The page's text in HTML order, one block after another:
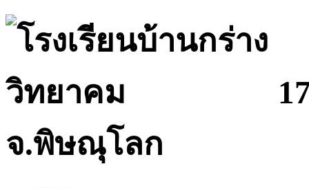
จ.พิษณุโลก